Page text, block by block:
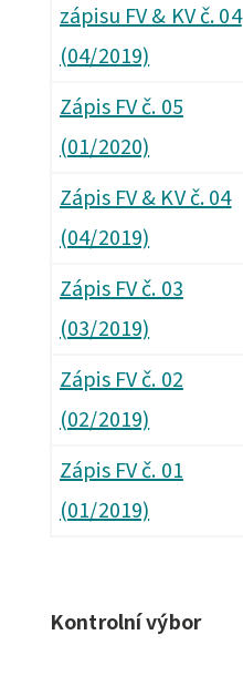
zápisu FV & KV č. 04
(04/2019)
Zápis FV č. 05
(01/2020)
Zápis FV & KV č. 04
(04/2019)
Zápis FV č. 03
(03/2019)
Zápis FV č. 02
(02/2019)
Zápis FV č. 01
(01/2019)
Kontrolní výbor